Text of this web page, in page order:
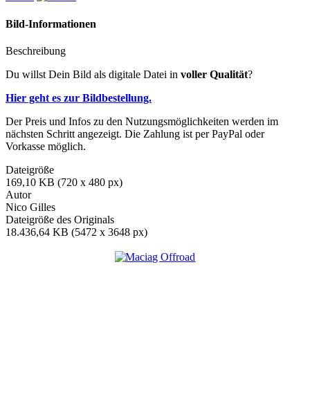
Bild-Informationen
Beschreibung
Du willst Dein Bild als digitale Datei in voller Qualität?
Hier geht es zur Bildbestellung.
Der Preis und Infos zu den Nutzungsmöglichkeiten werden im
nächsten Schritt angezeigt. Die Zahlung ist per PayPal oder
Vorkasse möglich.
Dateigröße
169,10 KB (720 x 480 px)
Autor
Nico Gilles
Dateigröße des Originals
18.436,64 KB (5472 x 3648 px)